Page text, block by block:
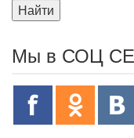
Найти
Мы в СОЦ